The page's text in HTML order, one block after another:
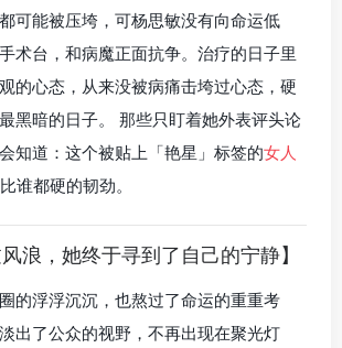
可能被压垮，可杨思敏没有向命运低
术台，和病魔正面抗争。治疗的日子里
的心态，从来没被病痛击垮过心态，硬
黑暗的日子。 那些只盯着她外表评头论
知道：这个被贴上「艳星」标签的女人
谁都硬的韧劲。
风浪，她终于寻到了自己的宁静】
的浮浮沉沉，也熬过了命运的重重考
出了公众的视野，不再出现在聚光灯